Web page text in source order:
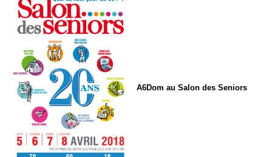
A6Dom au Salon des Seniors